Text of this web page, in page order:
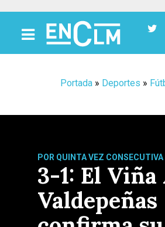
Portada» Deportes »
POR QUINTA VEZ CONSECUTIVA
3-1: El
Valdepeñas